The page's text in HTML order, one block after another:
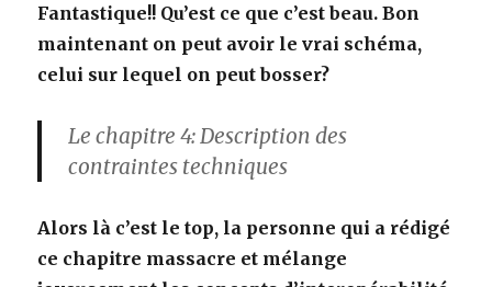
Fantastique!! Qu’est ce que c’est beau. Bon
maintenant on peut avoir le vrai schéma,
celui sur lequel on peut bosser?
Le chapitre 4: Description des
contraintes techniques
Alors là c’est le top, la personne qui a rédigé
ce chapitre massacre et mélange